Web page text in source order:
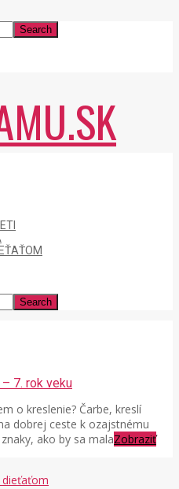
7. rok veku
o kreslenie? Čarbe, kreslí
dobrej ceste k ozajstnému
ako by sa malaZobraziť
dieťaťom